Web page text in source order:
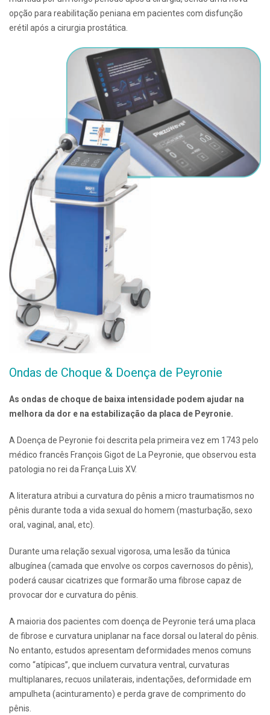
opção para reabilitação peniana em pacientes com disfunção
erétil após a cirurgia prostática.
Ondas de Choque & Doença de Peyronie
As ondas de choque de baixa intensidade podem ajudar na
melhora da dor e na estabilização da placa de Peyronie.
A Doença de Peyronie foi descrita pela primeira vez em 1743 pelo
médico francês François Gigot de La Peyronie, que observou esta
patologia no rei da França Luis XV.
A literatura atribui a curvatura do pênis a micro traumatismos no
pênis durante toda a vida sexual do homem (masturbação, sexo
oral, vaginal, anal, etc).
Durante uma relação sexual vigorosa, uma lesão da túnica
albugínea (camada que envolve os corpos cavernosos do pênis),
poderá causar cicatrizes que formarão uma fibrose capaz de
provocar dor e curvatura do pênis.
A maioria dos pacientes com doença de Peyronie terá uma placa
de fibrose e curvatura uniplanar na face dorsal ou lateral do pênis.
No entanto, estudos apresentam deformidades menos comuns
como “atípicas”, que incluem curvatura ventral, curvaturas
multiplanares, recuos unilaterais, indentações, deformidade em
ampulheta (acinturamento) e perda grave de comprimento do
pênis.